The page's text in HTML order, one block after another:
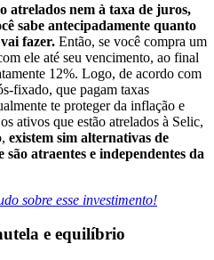
atrelados nem à taxa de juros,
sabe antecipadamente quanto
fazer. Então, se você compra um
ele até seu vencimento, ao final
12%. Logo, de acordo com
fixado, que pagam taxas
te proteger da inflação e
ativos que estão atrelados à Selic,
existem sim alternativas de
atraentes e independentes da
sobre esse investimento!
e equilíbrio